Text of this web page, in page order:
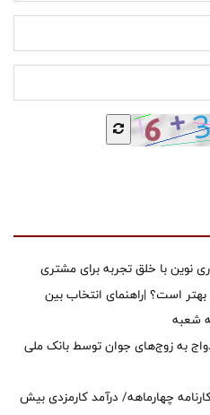
نوین با خلق تجربه برای مشتری
بهتر است؟ |راهنمای انتخاب بین
شعبه
وام ازدواج به زوج‌های جوان توسط بانک ملی
چهارماهه/ درآمد کارمزدی بیش